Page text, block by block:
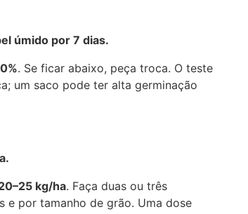
úmido por 7 dias.
. Se ficar abaixo, peça troca. O teste
um saco pode ter alta germinação
kg/ha. Faça duas ou três
e por tamanho de grão. Uma dose